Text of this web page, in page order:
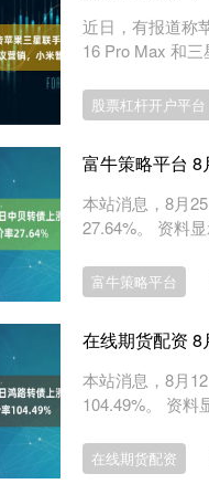
近日，有报道称
16 Pro Max 和
股票杠杆开户平台
富牛策略平台
本站消息，8月
27.64%。 资料
富牛策略平台
在线期货配资
本站消息，8月
104.49%。 资料
在线期货配资